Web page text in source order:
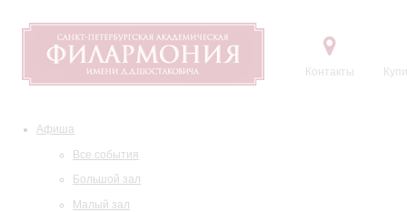
Контакты
Афиша
Все события
Большой зал
Малый зал